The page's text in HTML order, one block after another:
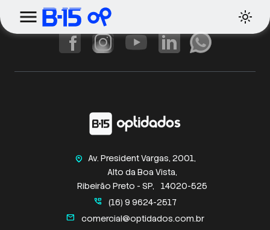
home_pin
Av. President Vargas, 2001,
Alto da Boa Vista,
Ribeirão Preto - SP,
14020-525
perm_phone_msg (16) 9 9624-2517
mail comercial@optidados.com.br